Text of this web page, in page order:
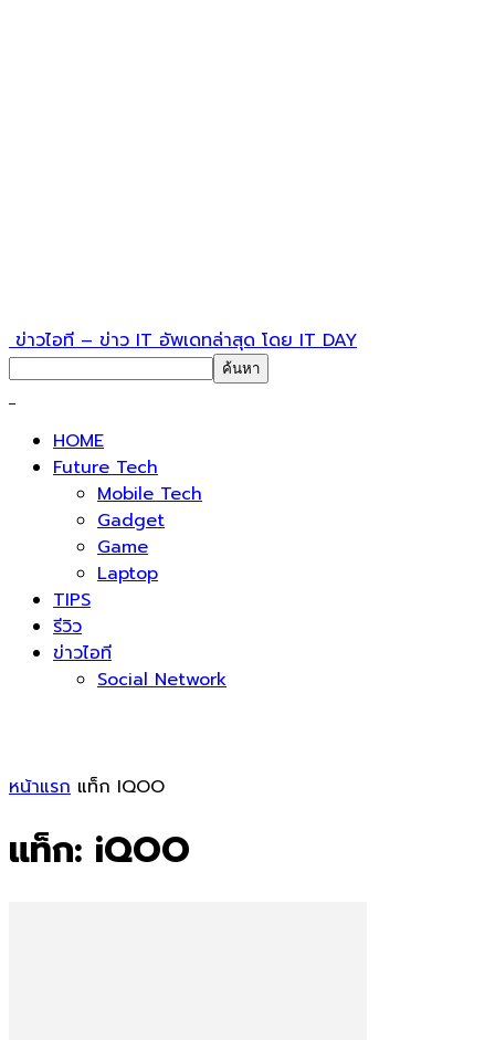
ข่าวไอที – ข่าว IT อัพเดทล่าสุด โดย IT DAY
HOME
Future Tech
Mobile Tech
Gadget
Game
Laptop
TIPS
รีวิว
ข่าวไอที
Social Network
หน้าแรก แท็ก IQOO
แท็ก: iQOO